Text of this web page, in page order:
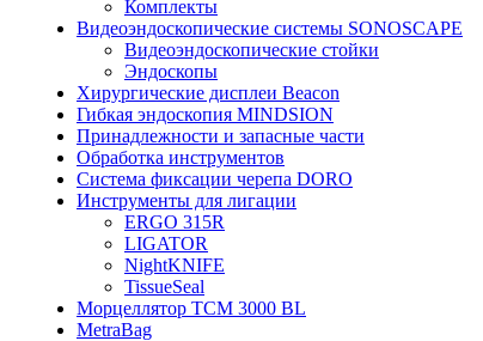
Комплекты
Видеоэндоскопические системы SONOSCAPE
Видеоэндоскопические стойки
Эндоскопы
Хирургические дисплеи Beacon
Гибкая эндоскопия MINDSION
Принадлежности и запасные части
Обработка инструментов
Система фиксации черепа DORO
Инструменты для лигации
ERGO 315R
LIGATOR
NightKNIFE
TissueSeal
Морцеллятор ТСМ 3000 BL
MetraBag